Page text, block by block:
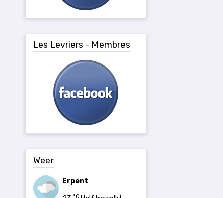
Les Levriers - Membres
Weer
Erpent
°C